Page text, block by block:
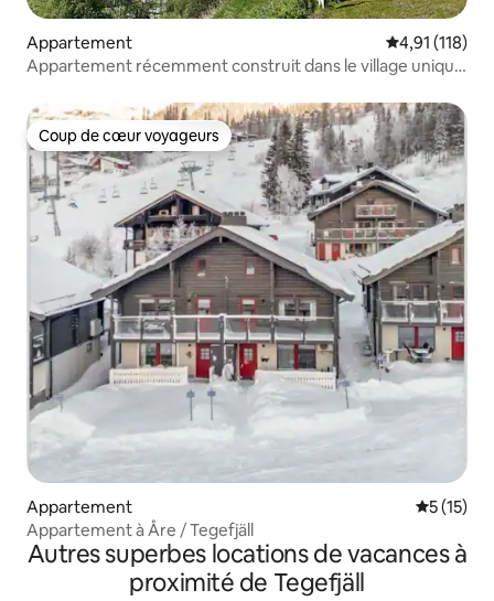
Appartement Évaluation
4,91 (118)
Appartement récemment construit dans le village unique
Coup de cœur voyageurs
Coup de cœur voyageurs
Appartement
5 (15)
Appartement à Åre / Tegefjäll
Autres superbes locations de vacances à
proximité de Tegefjäll